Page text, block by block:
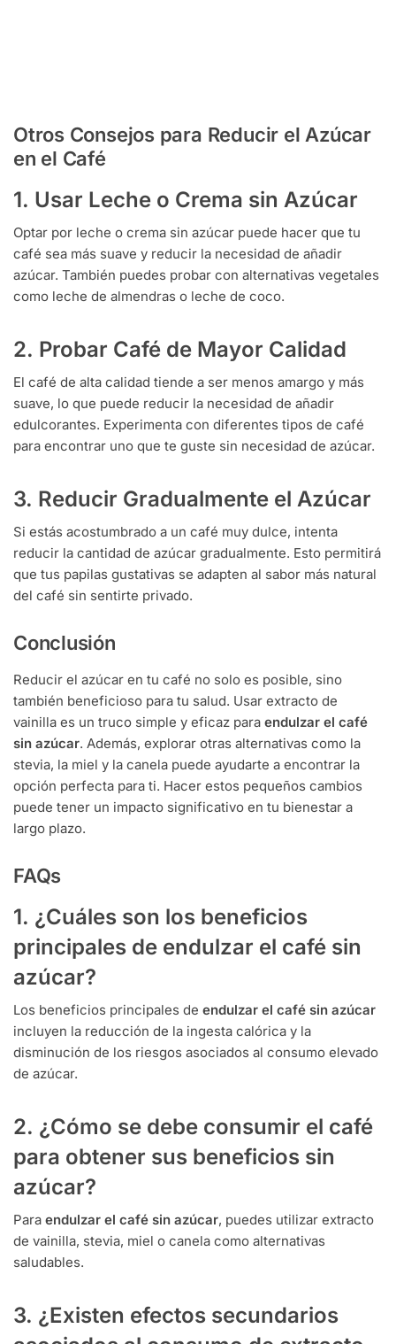
Otros Consejos para Reducir el Azúcar
en el Café
1. Usar Leche o Crema sin Azúcar
Optar por leche o crema sin azúcar puede hacer que tu
café sea más suave y reducir la necesidad de añadir
azúcar. También puedes probar con alternativas vegetales
como leche de almendras o leche de coco.
2. Probar Café de Mayor Calidad
El café de alta calidad tiende a ser menos amargo y más
suave, lo que puede reducir la necesidad de añadir
edulcorantes. Experimenta con diferentes tipos de café
para encontrar uno que te guste sin necesidad de azúcar.
3. Reducir Gradualmente el Azúcar
Si estás acostumbrado a un café muy dulce, intenta
reducir la cantidad de azúcar gradualmente. Esto permitirá
que tus papilas gustativas se adapten al sabor más natural
del café sin sentirte privado.
Conclusión
Reducir el azúcar en tu café no solo es posible, sino
también beneficioso para tu salud. Usar extracto de
vainilla es un truco simple y eficaz para endulzar el café
sin azúcar. Además, explorar otras alternativas como la
stevia, la miel y la canela puede ayudarte a encontrar la
opción perfecta para ti. Hacer estos pequeños cambios
puede tener un impacto significativo en tu bienestar a
largo plazo.
FAQs
1. ¿Cuáles son los beneficios
principales de endulzar el café sin
azúcar?
Los beneficios principales de endulzar el café sin azúcar
incluyen la reducción de la ingesta calórica y la
disminución de los riesgos asociados al consumo elevado
de azúcar.
2. ¿Cómo se debe consumir el café
para obtener sus beneficios sin
azúcar?
Para endulzar el café sin azúcar, puedes utilizar extracto
de vainilla, stevia, miel o canela como alternativas
saludables.
3. ¿Existen efectos secundarios